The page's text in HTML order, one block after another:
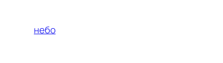
небо